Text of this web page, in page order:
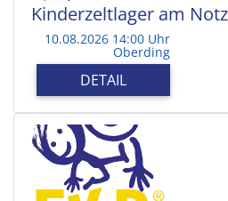
Kinderzeltlager am
10.08.2026 14:00 Uhr
Oberding
DETAIL